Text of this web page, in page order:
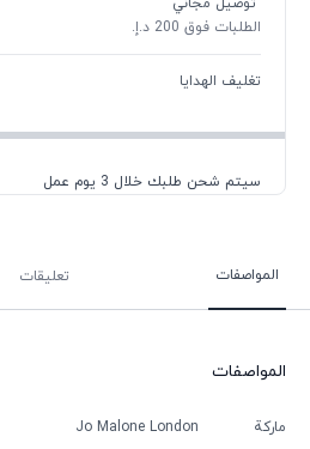
الطلبات فوق 200 د.إ.
تغليف الهدايا
سيتم شحن طلبك خلال 3 يوم عمل
المواصفات تعليقات
المواصفات
ماركة Jo Malone London